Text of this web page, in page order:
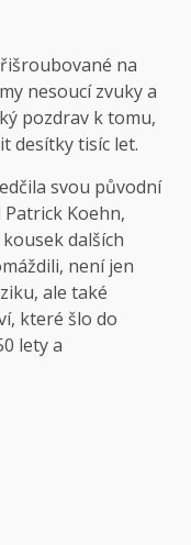
na
nesoucí zvuky a
pozdrav k tomu,
desítky tisíc let.
svou původní
Koehn,
dalších
není jen
ale také
které šlo do
lety a